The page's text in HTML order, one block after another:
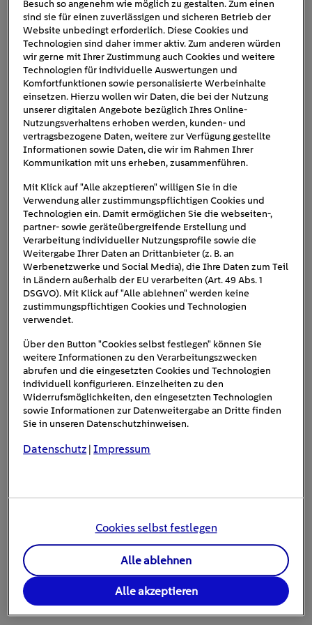
nachträgliche Einbauen des Speichers mitunter etwas
kompliziert. Dabei kommt es darauf an, ob der Speicher
AC-seitig oder DC-seitig zu installiert werden soll:
AC-seitig: Der Stromspeicher wird hinter dem
Wechselrichter angeschlossen, der Gleichstrom
aus der PV-Anlage wurde bereits in
Wechselstrom (engl.: AC) umgewandelt. Der
Stromspeicher funktioniert unabhängig von der
PV-Anlage und kann bei Platzproblemen auch
etwas entfernt aufgebaut werden. Allerdings
muss der Strom zum Speichern wieder in
Gleichstrom umgewandelt werden. Durch jede
Wandlung sinkt der Wirkungsgrad um 2%.
DC-seitig:Der Stromspeicher wird parallel zu
den Solarmodulen angeschlossen und wird
direkt mit Gleichstrom (engl.: DC) aus der PV-
Anlage aufgeladen. Das hat den Vorteil, dass
weniger Wandlungsverluste entstehen. Für den
Anschluss an das Hausstromnetz (Wechselstrom)
muss allerdings der vorhandene Wechselrichter
durch einen Hybrid-Wechselrichter bzw. ein
komplettes Hybrid-Speichersystem
ausgetauscht werden. Dadurch kommen
zusätzliche Kosten auf Sie zu. Die Anlagen sind
zwar kompakter, müssen aber in den meisten
Fällen am Ort des bisherigen PV-
unter Umständen zu Konflikten in den
Temperaturbereich eines Speichers kleiner ist
als der eines reinen Wechselrichters. Bei der
Entscheidung sollten Sie auch den Zustand und
die voraussichtliche Lebensdauer des aktuellen
Wechselrichters berücksichtigen.
Besuch so angenehm wie möglich zu gestalten. Zum einen
sind sie für einen zuverlässigen und sicheren Betrieb der
Website unbedingt erforderlich. Diese Cookies und
Technologien sind daher immer aktiv. Zum anderen würden
wir gerne mit Ihrer Zustimmung auch Cookies und weitere
Technologien für individuelle Auswertungen und
Komfortfunktionen sowie personalisierte Werbeinhalte
einsetzen. Hierzu wollen wir Daten, die bei der Nutzung
unserer digitalen Angebote bezüglich Ihres Online-
Nutzungsverhaltens erhoben werden, kunden- und
vertragsbezogene Daten, weitere zur Verfügung gestellte
Informationen sowie Daten, die wir im Rahmen Ihrer
Kommunikation mit uns erheben, zusammenführen.
Mit Klick auf "Alle akzeptieren" willigen Sie in die
Verwendung aller zustimmungspflichtigen Cookies und
Technologien ein. Damit ermöglichen Sie die webseiten-,
partner- sowie geräteübergreifende Erstellung und
Verarbeitung individueller Nutzungsprofile sowie die
Weitergabe Ihrer Daten an Drittanbieter (z. B. an
Werbenetzwerke und Social Media), die Ihre Daten zum Teil
in Ländern außerhalb der EU verarbeiten (Art. 49 Abs. 1
DSGVO). Mit Klick auf "Alle ablehnen" werden keine
zustimmungspflichtigen Cookies und Technologien
verwendet.
Über den Button "Cookies selbst festlegen" können Sie
weitere Informationen zu den Verarbeitungszwecken
abrufen und die eingesetzten Cookies und Technologien
individuell konfigurieren. Einzelheiten zu den
Widerrufsmöglichkeiten, den eingesetzten Technologien
sowie Informationen zur Datenweitergabe an Dritte finden
Sie in unseren Datenschutzhinweisen.
Datenschutz |Impressum
Cookies selbst festlegen
Alle ablehnen
Alle akzeptieren